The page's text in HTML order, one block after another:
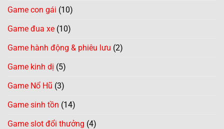
Game con gái (10)
Game đua xe (10)
Game hành động & phiêu lưu (2)
Game kinh dị (5)
Game Nổ Hũ (3)
Game sinh tồn (14)
Game slot đổi thưởng (4)